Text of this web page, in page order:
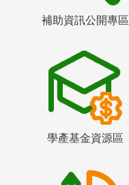
補助資訊公開專區
學產基金資源區